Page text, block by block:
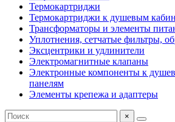
Термокартриджи
Термокартриджи к душевым
Трансформаторы и элементы
Уплотнения, сетчатые фильтры,
Эксцентрики и удлинители
Электромагнитные клапаны
Электронные компоненты к
панелям
Элементы крепежа и адаптеры
×